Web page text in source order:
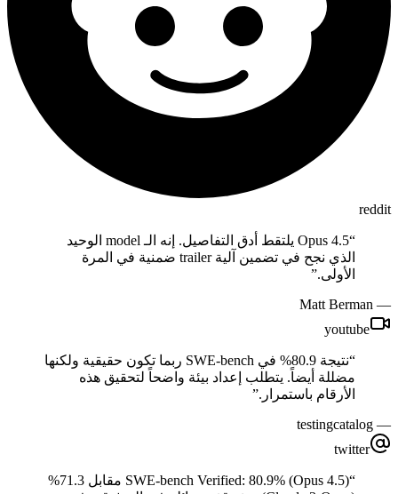
reddit
“
Opus 4.5 يلتقط أدق التفاصيل. إنه الـ model الوحيد
الذي نجح في تضمين آلية trailer ضمنية في المرة
الأولى.”
—
Matt Berman
youtube
“
نتيجة 80.9% في SWE-bench ربما تكون حقيقية ولكنها
مضللة أيضاً. يتطلب إعداد بيئة واضحاً لتحقيق هذه
الأرقام باستمرار.”
—
testingcatalog
twitter
“
SWE-bench Verified: 80.9% (Opus 4.5) مقابل 71.3%